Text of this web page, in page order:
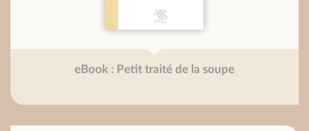
eBook : Petit traité de la soupe